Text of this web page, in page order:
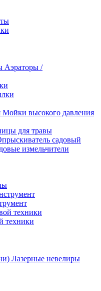
Аэраторы /
Мойки высокого давления
для травы
садовый
измельчители
техники
Лазерные невелиры